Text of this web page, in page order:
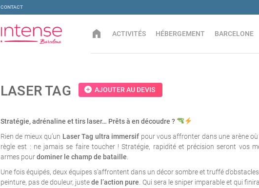
CONTACT
home ACTIVITÉS HÉBERGEMENT BARCELONE
LASER TAG add_circle AJOUTER AU DEVIS
Stratégie, adrénaline et tirs laser… Prêts à en découdre ?
Rien de mieux qu’un Laser Tag ultra immersif pour vous affronter dans une arène où
règle est : ne jamais se faire toucher ! Stratégie, rapidité et précision seront vos
armes pourdominer le champ de bataille
Une fois équipés, deux équipes s’affrontent dans un décor sombre et truffé
peinture, pas de douleur, justede l’action pure . Qui sera le sniper imparable et qui